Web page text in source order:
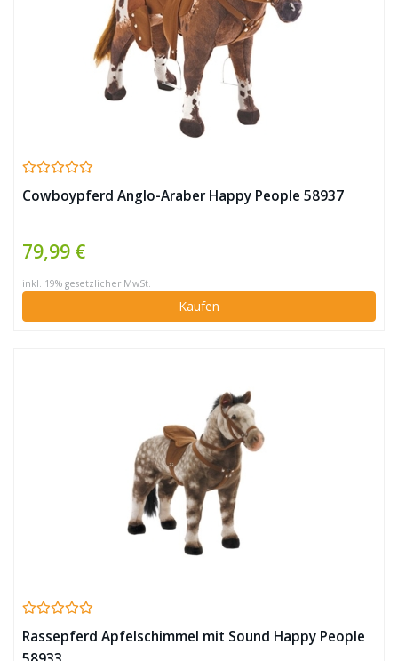
Cowboypferd Anglo-Araber Happy People 58937
79,99 €
inkl. 19% gesetzlicher MwSt.
Kaufen
Rassepferd Apfelschimmel mit Sound Happy People